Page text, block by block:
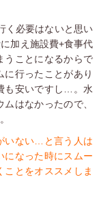
く必要はないと思い
加え施設費+食事代
うことになるからで
行ったことがあり
も安いですし…。水
はなかったので、
いない…と言う人は
になった時にスムー
ことをオススメしま